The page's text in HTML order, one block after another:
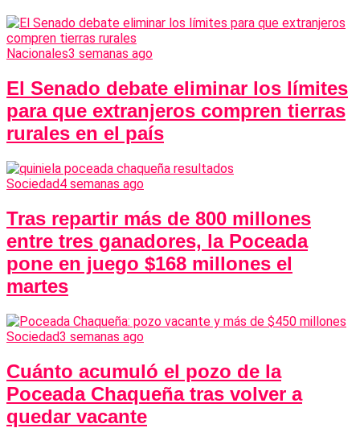
Nacionales3 semanas ago
El Senado debate eliminar los límites
para que extranjeros compren tierras
rurales en el país
Sociedad4 semanas ago
Tras repartir más de 800 millones
entre tres ganadores, la Poceada
pone en juego $168 millones el
martes
Sociedad3 semanas ago
Cuánto acumuló el pozo de la
Poceada Chaqueña tras volver a
quedar vacante